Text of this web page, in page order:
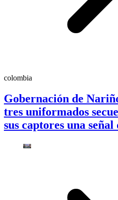
colombia
Gobernación de
tres uniformados
sus captores una señal